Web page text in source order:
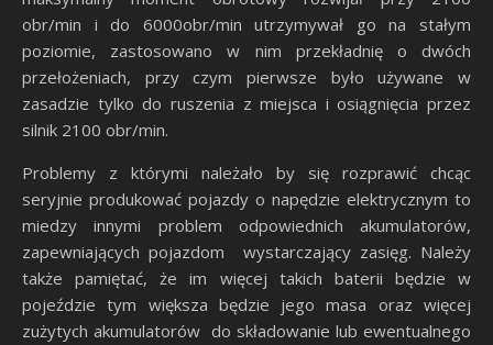
obr/min i do 6000obr/min utrzymywał go na stałym
poziomie, zastosowano w nim przekładnię o dwóch
przełożeniach, przy czym pierwsze było używane w
zasadzie tylko do ruszenia z miejsca i osiągnięcia przez
silnik 2100 obr/min.
Problemy z którymi należało by się rozprawić chcąc
seryjnie produkować pojazdy o napędzie elektrycznym to
miedzy innymi problem odpowiednich akumulatorów,
zapewniających pojazdom wystarczający zasięg. Należy
także pamiętać, że im więcej takich baterii będzie w
pojeździe tym większa będzie jego masa oraz więcej
zużytych akumulatorów do składowanie lub ewentualnego